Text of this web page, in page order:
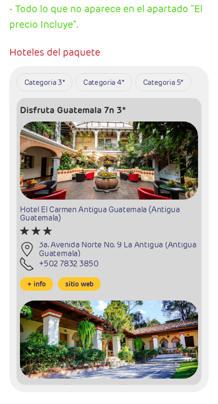
- Todo lo que no aparece en el apartado "El
precio Incluye".
Hoteles del paquete
Categoria 3* Categoria 4* Categoria 5*
Disfruta Guatemala 7n 3*
Hotel El Carmen Antigua Guatemala (Antigua
Guatemala)
3a. Avenida Norte No. 9 La Antigua (Antigua
Guatemala)
+502 7832 3850
+ info sitio web
Hotel Regis (Santiago Atitlán)